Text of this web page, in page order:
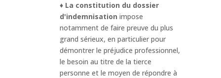
♦La constitution du dossier
d'indemnisation impose
notamment de faire preuve du plus
grand sérieux, en particulier pour
démontrer le préjudice professionnel,
le besoin au titre de la tierce
personne et le moyen de répondre à